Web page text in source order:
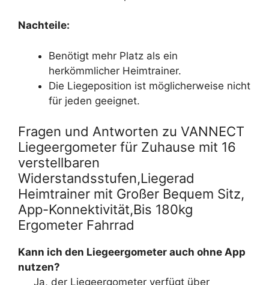
Nachteile:
Benötigt mehr Platz als ein
herkömmlicher Heimtrainer.
Die Liegeposition ist möglicherweise nicht
für jeden geeignet.
Fragen und Antworten zu VANNECT
Liegeergometer für Zuhause mit 16
verstellbaren
Widerstandsstufen,Liegerad
Heimtrainer mit Großer Bequem Sitz,
App-Konnektivität,Bis 180kg
Ergometer Fahrrad
Kann ich den Liegeergometer auch ohne App
nutzen?
Ja, der Liegeergometer verfügt über